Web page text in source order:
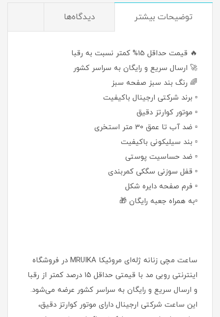
توضيحات بيشتر دیدگاه‌ها
🔥 قیمت حداقل 15% کمتر نسبت به رقبا
🚀 ارسال سریع و رایگان به سراسر کشور
🌈 رنگ بند سبز صفحه سبز
▫️ برند شرکتی ارجینال باکیفیت
▫️ موتور کوارتز دقیق
▫️ ضد آب تا عمق 30 متر استخری
▫️ بند سیلیکونی باکیفیت
▫️ ضد حساسیت پوستی
▫️ قفل سوزنی سگکی کمربندی
▫️ فرم صفحه دایره شکل
▫️به همراه جعبه رایگان 🎁
ساعت مچی زنانه ژله‌ای مروئيکا MRUIKA در فروشگاه
اینترنتی روبی مد با قیمتی حداقل ۱۵ درصد کمتر از رقبا
و ارسال سریع و رایگان به سراسر کشور عرضه می‌شود.
این ساعت شرکتی ارجینال دارای موتور کوارتز دقیق،